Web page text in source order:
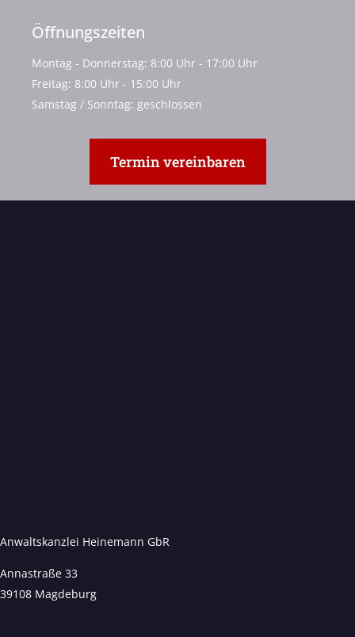
Öffnungszeiten
Montag - Donnerstag: 8:00 Uhr - 17:00 Uhr
Freitag: 8:00 Uhr - 15:00 Uhr
Samstag / Sonntag: geschlossen
Termin vereinbaren
Anwaltskanzlei Heinemann GbR
Annastraße 33
39108 Magdeburg